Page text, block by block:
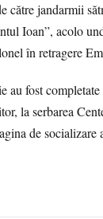
către jandarmii
Ioan”, acolo
în retragere
au fost
la serbarea
de socializare